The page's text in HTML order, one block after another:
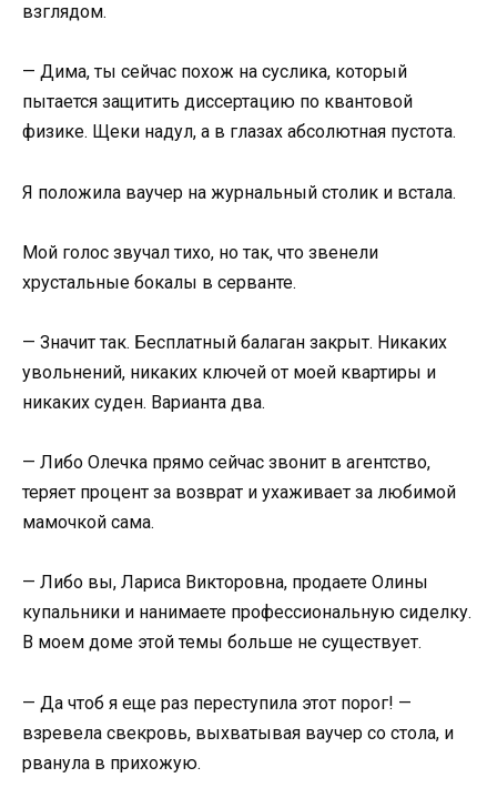
взглядом.
— Дима, ты сейчас похож на суслика, который
пытается защитить диссертацию по квантовой
физике. Щеки надул, а в глазах абсолютная пустота.
Я положила ваучер на журнальный столик и встала.
Мой голос звучал тихо, но так, что звенели
хрустальные бокалы в серванте.
— Значит так. Бесплатный балаган закрыт. Никаких
увольнений, никаких ключей от моей квартиры и
никаких суден. Варианта два.
— Либо Олечка прямо сейчас звонит в агентство,
теряет процент за возврат и ухаживает за любимой
мамочкой сама.
— Либо вы, Лариса Викторовна, продаете Олины
купальники и нанимаете профессиональную сиделку.
В моем доме этой темы больше не существует.
— Да чтоб я еще раз переступила этот порог! —
взревела свекровь, выхватывая ваучер со стола, и
рванула в прихожую.